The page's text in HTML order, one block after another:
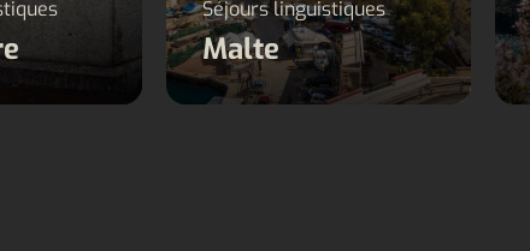
Séjours linguistiques
Malte